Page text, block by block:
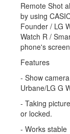
Remote Shot
by using
Founder / LG
Watch R /
phone's
Features
- Show
Urbane/LG G
- Taking
or locked.
- Works stable